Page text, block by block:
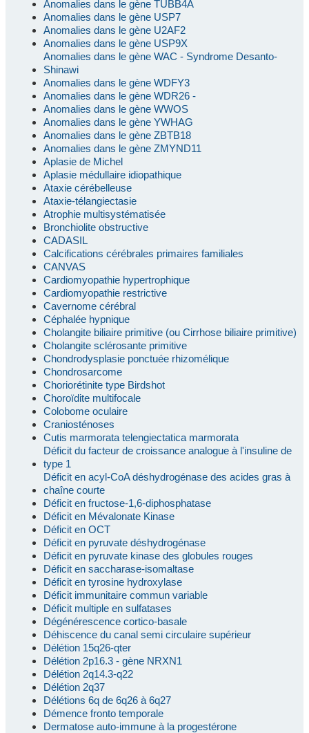
Anomalies dans le gène TUBB4A
Anomalies dans le gène USP7
Anomalies dans le gène U2AF2
Anomalies dans le gène USP9X
Anomalies dans le gène WAC - Syndrome Desanto-
Shinawi
Anomalies dans le gène WDFY3
Anomalies dans le gène WDR26 -
Anomalies dans le gène WWOS
Anomalies dans le gène YWHAG
Anomalies dans le gène ZBTB18
Anomalies dans le gène ZMYND11
Aplasie de Michel
Aplasie médullaire idiopathique
Ataxie cérébelleuse
Ataxie-télangiectasie
Atrophie multisystématisée
Bronchiolite obstructive
CADASIL
Calcifications cérébrales primaires familiales
CANVAS
Cardiomyopathie hypertrophique
Cardiomyopathie restrictive
Cavernome cérébral
Céphalée hypnique
Cholangite biliaire primitive (ou Cirrhose biliaire primitive)
Cholangite sclérosante primitive
Chondrodysplasie ponctuée rhizomélique
Chondrosarcome
Choriorétinite type Birdshot
Choroïdite multifocale
Colobome oculaire
Craniosténoses
Cutis marmorata telengiectatica marmorata
Déficit du facteur de croissance analogue à l'insuline de
type 1
Déficit en acyl-CoA déshydrogénase des acides gras à
chaîne courte
Déficit en fructose-1,6-diphosphatase
Déficit en Mévalonate Kinase
Déficit en OCT
Déficit en pyruvate déshydrogénase
Déficit en pyruvate kinase des globules rouges
Déficit en saccharase-isomaltase
Déficit en tyrosine hydroxylase
Déficit immunitaire commun variable
Déficit multiple en sulfatases
Dégénérescence cortico-basale
Déhiscence du canal semi circulaire supérieur
Délétion 15q26-qter
Délétion 2p16.3 - gène NRXN1
Délétion 2q14.3-q22
Délétion 2q37
Délétions 6q de 6q26 à 6q27
Démence fronto temporale
Dermatose auto-immune à la progestérone